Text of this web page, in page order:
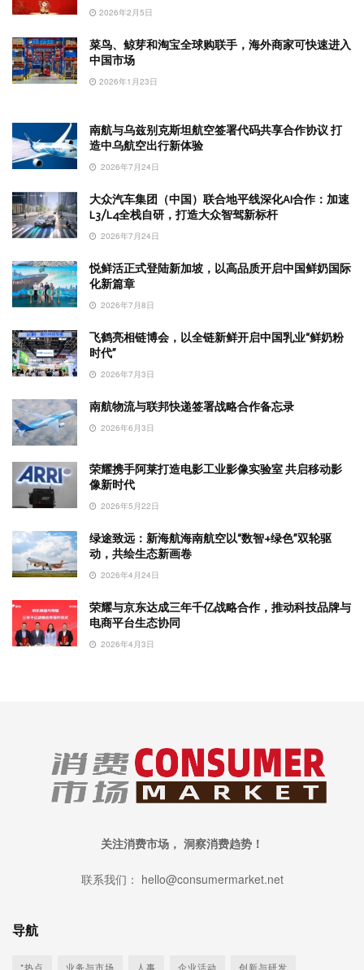
2026年2月5日
菜鸟、鲸芽和淘宝全球购联手，海外商家可快速进入
中国市场
2026年1月23日
南航与乌兹别克斯坦航空签署代码共享合作协议 打
造中乌航空出行新体验
2026年7月24日
大众汽车集团（中国）联合地平线深化AI合作：加速
L3/L4全栈自研，打造大众智驾新标杆
2026年7月24日
悦鲜活正式登陆新加坡，以高品质开启中国鲜奶国际
化新篇章
2026年7月8日
飞鹤亮相链博会，以全链新鲜开启中国乳业“鲜奶粉
时代”
2026年7月3日
南航物流与联邦快递签署战略合作备忘录
2026年6月3日
荣耀携手阿莱打造电影工业影像实验室 共启移动影
像新时代
2026年5月22日
绿途致远：新海航海南航空以“数智+绿色”双轮驱
动，共绘生态新画卷
2026年4月24日
荣耀与京东达成三年千亿战略合作，推动科技品牌与
电商平台生态协同
2026年4月3日
关注消费市场， 洞察消费趋势！
联系我们： hello@consumermarket.net
导航
*热点 业务与市场 人事 企业活动 创新与研发